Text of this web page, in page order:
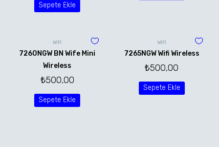
Sepete Ekle
WİFİ
7260NGW BN Wife Mini
Wireless
₺500,00
Sepete Ekle
WİFİ
7265NGW Wifi Wireless
₺500,00
Sepete Ekle